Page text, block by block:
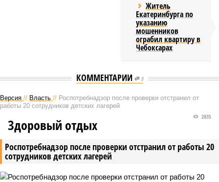
Житель
Екатеринбурга по
указанию
мошенников
ограбил квартиру в
Чебоксарах
КОММЕНТАРИИ 0
Версия // Власть // Роспотребнадзор после проверки отстранил от
работы 20 сотрудников детских лагерей
Роспотребнадзор после проверки отстранил от работы 20
сотрудников детских лагерей
2035
Здоровый отдых